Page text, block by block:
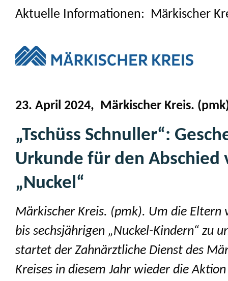
Aktuelle Informationen: Märkischer
23. April 2024, Märkischer Kreis.
„Tschüss Schnuller“:
Urkunde für den Abschied
„Nuckel“
Märkischer Kreis. (pmk). Um die Eltern
bis sechsjährigen „Nuckel-Kindern“ zu
startet der Zahnärztliche Dienst des
Kreises in diesem Jahr wieder die Aktion